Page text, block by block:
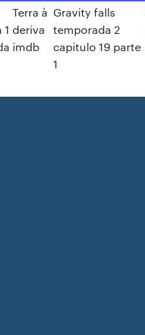
Terra à
deriva
imdb
Gravity falls
temporada 2
capitulo 19 parte
1